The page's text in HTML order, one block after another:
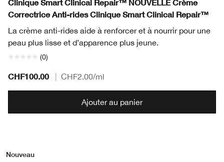
Clinique Smart Clinical Repair™ NOUVELLE Crème
Correctrice Anti-rides Clinique Smart Clinical Repair™
La crème anti-rides aide à renforcer et à nourrir pour une
peau plus lisse et d’apparence plus jeune.
(0)
CHF100.00 CHF2.00/ml
Ajouter au panier
Nouveau